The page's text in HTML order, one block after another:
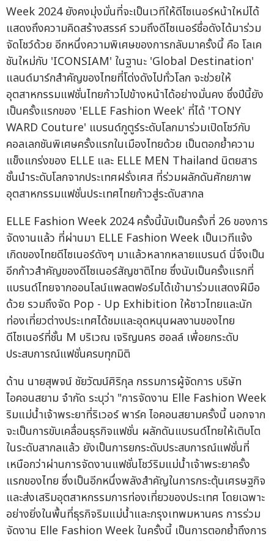
Week 2024 ยังคงมุ่งมั่นที่จะเป็นเวทีให้ดีไซเนอร์หน้าใหม่ได้
แสดงถึงความคิดสร้างสรรค์ รวมถึงดีไซเนอร์ชื่อดังได้มาร่วม
จัดโชว์ด้วย อีกหนึ่งความพิเศษของการกลับมาครั้งนี้ คือ โลเค
ชันใหม่กับ 'ICONSIAM' ในฐานะ 'Global Destination'
แลนด์มาร์กสำคัญของไทยที่โด่งดังไปทั่วโลก จะช่วยให้
อุตสาหกรรมแฟชั่นไทยก้าวไปข้างหน้าได้อย่างมั่นคง ซึ่งปีนี้ยัง
เป็นครั้งแรกของ 'ELLE Fashion Week' ที่ได้ 'TONY
WARD Couture' แบรนด์กูตูร์ระดับโลกมาร่วมเปิดโชว์กับ
คอลเลกชันพิเศษครั้งแรกในเมืองไทยด้วย เป็นตอกย้ำความ
แข็งแกร่งของ ELLE และ ELLE MEN Thailand นิตยสาร
ชั้นนำระดับโลกจากประเทศฝรั่งเศส ที่ร่วมผลักดันศักยภาพ
อุตสาหกรรมแฟชั่นประเทศไทยก้าวสู่ระดับสากล
ELLE Fashion Week 2024 ครั้งนี้นับเป็นครั้งที่ 26 ของการ
จัดงานแล้ว ที่ผ่านมา ELLE Fashion Week เป็นเวทีแจ้ง
เกิดของไทยดีไซเนอร์ดังๆ มาแล้วหลากหลายแบรนด์ นี่จึงเป็น
อีกก้าวสำคัญของดีไซเนอร์สัญชาติไทย ซึ่งนับเป็นครั้งแรกที่
แบรนด์ไทยจากออนไลน์แพลตฟอร์มได้เข้ามาร่วมแสดงฝีมือ
ด้วย รวมถึงจัด Pop - Up Exhibition ให้ชาวไทยและนัก
ท่องเที่ยวต่างประเทศได้ชมและอุดหนุนผลงานของไทย
ดีไซเนอร์ที่ชั้น M บริเวณ เจริญนคร ฮอลล์ เพื่อยกระดับ
ประสบการณ์แฟชั่นครบทุกมิติ
ด้าน นายสุพจน์ ชัยวัฒน์ศิริกุล กรรมการผู้จัดการ บริษัท
ไอคอนสยาม จำกัด ระบุว่า "การจัดงาน Elle Fashion Week
ริมแม่น้ำเจ้าพระยาที่ริเวอร์ พาร์ค ไอคอนสยามครั้งนี้ นอกจาก
จะเป็นการขับเคลื่อนธุรกิจแฟชั่น ผลักดันแบรนด์ไทยให้เติบโต
ในระดับสากลแล้ว ยังเป็นการยกระดับประสบการณ์แฟชั่นที่
เหนือกว่าผ่านการจัดงานแฟชั่นโชว์ริมแม่น้ำเจ้าพระยาครั้ง
แรกของไทย ซึ่งเป็นอีกหนึ่งพลังสำคัญในการกระตุ้นเศรษฐกิจ
และส่งเสริมอุตสาหกรรมการท่องเที่ยวของประเทศ โดยเฉพาะ
อย่างยิ่งในพื้นที่ธุรกิจริมแม่น้ำและกรุงเทพมหานคร การร่วม
จัดงาน Elle Fashion Week ในครั้งนี้ เป็นการตอกย้ำถึงการ